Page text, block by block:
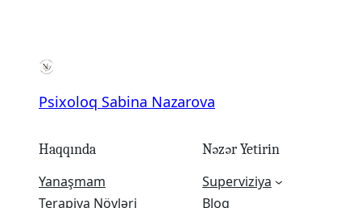
Psixoloq Sabina Nazarova
Haqqında
Yanaşmam
Terapiya Növləri
Nəzər Yetirin
Superviziya
Bloq